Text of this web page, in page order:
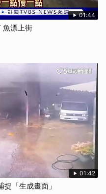
01:44
魚漂上街
01:42
「生成畫面」